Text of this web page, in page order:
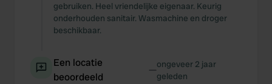
gebruiken. Heel vriendelijke eigenaar. Keurig
onderhouden sanitair. Wasmachine en droger
beschikbaar.
Een locatie
beoordeeld
—ongeveer 2 jaar
geleden